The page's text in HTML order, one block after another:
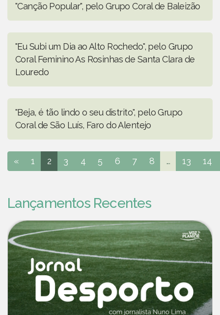
"Canção Popular", pelo Grupo Coral de Baleizão
"Eu Subi um Dia ao Alto Rochedo", pelo Grupo
Coral Feminino As Rosinhas de Santa Clara de
Louredo
"Beja, é tão lindo o seu distrito", pelo Grupo
Coral de São Luís, Faro do Alentejo
« 1 2 3 4 5 6 7 8 ... 13 14
Lançamentos Recentes